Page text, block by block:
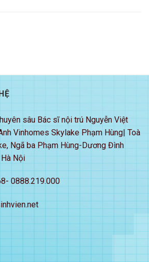
sâu Bác sĩ nội trú Nguyễn Việt
Vinhomes Skylake Phạm Hùng| Toà
Ngã ba Phạm Hùng-Dương Đình
Nội
0888.219.000